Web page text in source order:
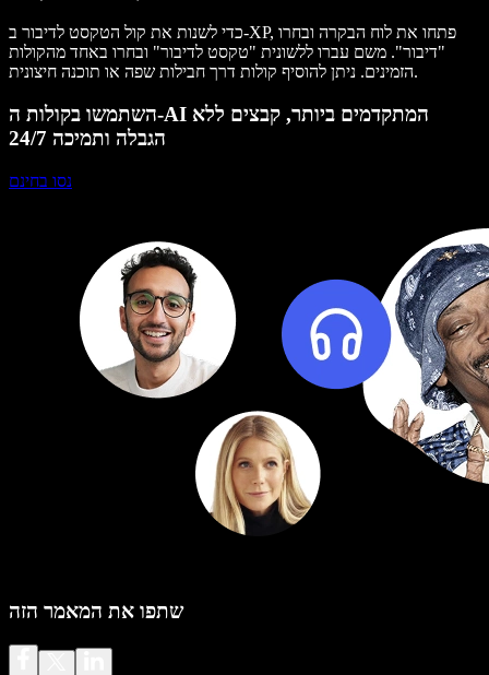
כדי לשנות את קול הטקסט לדיבור ב-XP, פתחו את לוח הבקרה ובחרו
"דיבור". משם עברו ללשונית "טקסט לדיבור" ובחרו באחד מהקולות
הזמינים. ניתן להוסיף קולות דרך חבילות שפה או תוכנה חיצונית.
השתמשו בקולות ה-AI המתקדמים ביותר, קבצים ללא
הגבלה ותמיכה 24/7
נסו בחינם
שתפו את המאמר הזה